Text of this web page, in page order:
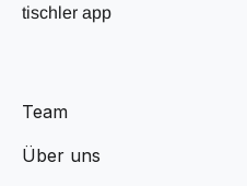
tischler app
Team
Über uns